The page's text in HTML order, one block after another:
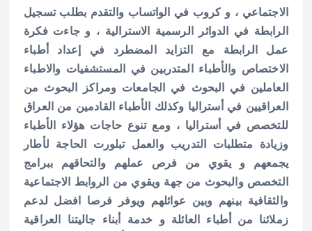
الاجتماعي ، و كروب في الواتساب والتقدم بطلب تسجيل
الرابطة في الدوائر الرسمية الاسترالية ، و جاءت فكرة
عمل الرابطة مع التزايد المضطرد في إعداد أطباء
الاختصاص والأطباء المتدربين في المستشفيات والاطباء
العاملين في البحوث في الجامعات ومراكز البحوث من
العراقيين في أستراليا وكذلك الأطباء القادمين من العراق
للتخصص في أستراليا ، ومع تنوع حاجات هؤلاء الأطباء
وزيادة متطلبات التدريب والعمل تبلورت الحاجة لأطار
يجمعهم و يقوي من فرص عملهم والتحاقهم ببرامج
التخصص والبحوث من جهة ويقوي من الروابط الاجتماعية
والثقافية بينهم وبين عوائلهم ويوفر فرصا افضل لدعم
زملائنا من أطباء العائلة و خدمة أبناء جاليتنا العراقية